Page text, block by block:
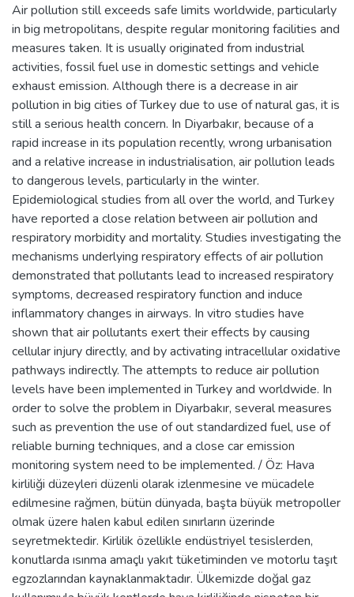
Air pollution still exceeds safe limits worldwide, particularly
in big metropolitans, despite regular monitoring facilities and
measures taken. It is usually originated from industrial
activities, fossil fuel use in domestic settings and vehicle
exhaust emission. Although there is a decrease in air
pollution in big cities of Turkey due to use of natural gas, it is
still a serious health concern. In Diyarbakır, because of a
rapid increase in its population recently, wrong urbanisation
and a relative increase in industrialisation, air pollution leads
to dangerous levels, particularly in the winter.
Epidemiological studies from all over the world, and Turkey
have reported a close relation between air pollution and
respiratory morbidity and mortality. Studies investigating the
mechanisms underlying respiratory effects of air pollution
demonstrated that pollutants lead to increased respiratory
symptoms, decreased respiratory function and induce
inflammatory changes in airways. In vitro studies have
shown that air pollutants exert their effects by causing
cellular injury directly, and by activating intracellular oxidative
pathways indirectly. The attempts to reduce air pollution
levels have been implemented in Turkey and worldwide. In
order to solve the problem in Diyarbakır, several measures
such as prevention the use of out standardized fuel, use of
reliable burning techniques, and a close car emission
monitoring system need to be implemented. / Öz: Hava
kirliliği düzeyleri düzenli olarak izlenmesine ve mücadele
edilmesine rağmen, bütün dünyada, başta büyük metropoller
olmak üzere halen kabul edilen sınırların üzerinde
seyretmektedir. Kirlilik özellikle endüstriyel tesislerden,
konutlarda ısınma amaçlı yakıt tüketiminden ve motorlu taşıt
egzozlarından kaynaklanmaktadır. Ülkemizde doğal gaz